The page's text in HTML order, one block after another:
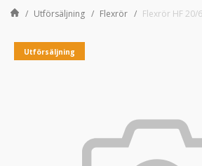
Utförsäljning Flexrör Flexrör HF 20/
Utförsäljning